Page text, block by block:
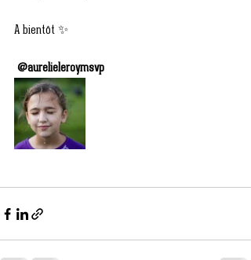
A bientôt ✨
@aurelieleroymsvp